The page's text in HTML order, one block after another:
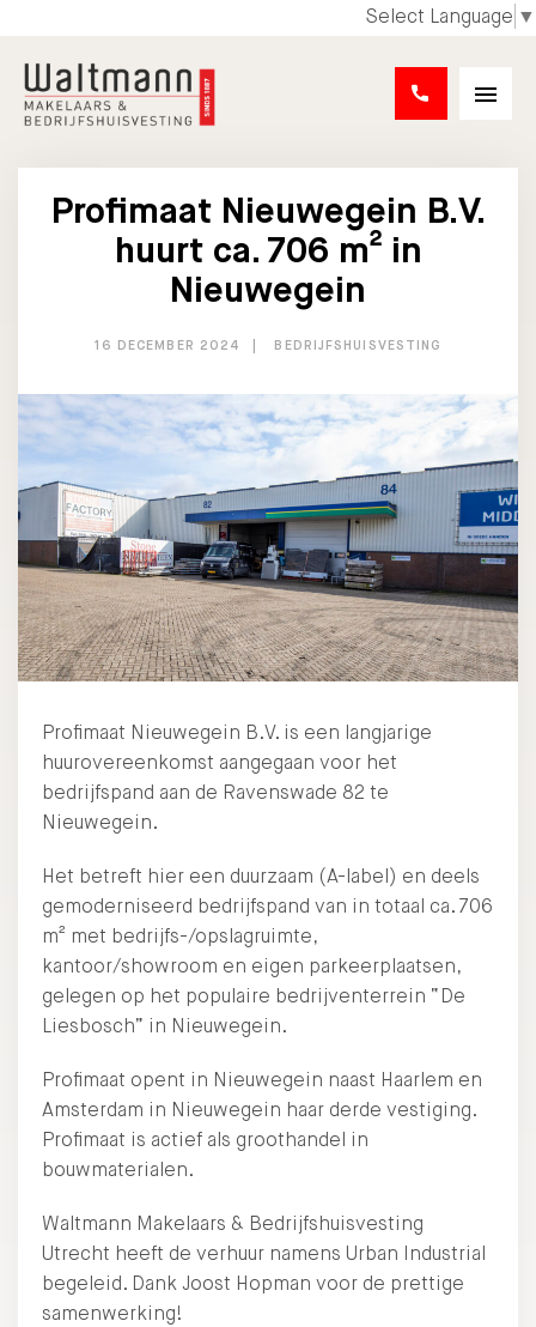
Select Language ▼
Profimaat Nieuwegein B.V.
huurt ca. 706 m² in
Nieuwegein
16 DECEMBER 2024 BEDRIJFSHUISVESTING
Profimaat Nieuwegein B.V. is een langjarige
huurovereenkomst aangegaan voor het
bedrijfspand aan de Ravenswade 82 te
Nieuwegein.
Het betreft hier een duurzaam (A-label) en deels
gemoderniseerd bedrijfspand van in totaal ca. 706
m² met bedrijfs-/opslagruimte,
kantoor/showroom en eigen parkeerplaatsen,
gelegen op het populaire bedrijventerrein “De
Liesbosch” in Nieuwegein.
Profimaat opent in Nieuwegein naast Haarlem en
Amsterdam in Nieuwegein haar derde vestiging.
Profimaat is actief als groothandel in
bouwmaterialen.
Waltmann Makelaars & Bedrijfshuisvesting
Utrecht heeft de verhuur namens Urban Industrial
begeleid. Dank Joost Hopman voor de prettige
samenwerking!